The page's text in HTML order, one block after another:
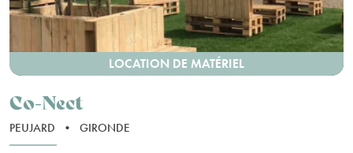
LOCATION DE MATÉRIEL
Co-Nect
PEUJARD • GIRONDE